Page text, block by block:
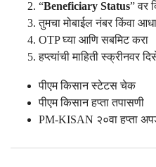
“Beneficiary Status” वर
तुमचा मोबाईल नंबर किंवा
OTP घ्या आणि सबमिट करा
हप्त्यांची माहिती स्क्रीनवर
पीएम किसान स्टेटस चेक
पीएम किसान हप्ता तपासणी
PM-KISAN २०वा हप्ता